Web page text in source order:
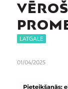
LATGALE
01/04/2025